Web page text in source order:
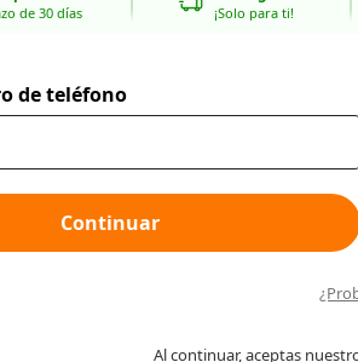
de 30 días ¡Solo para ti!
de teléfono
Continuar
Al continuar, aceptas